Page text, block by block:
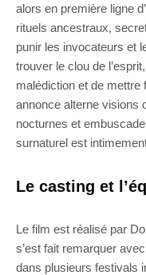
alors en première ligne
rituels ancestraux,
punir les invocateurs et
trouver le clou de
malédiction et de mettre
annonce alterne visions
nocturnes et
surnaturel est
Le casting et
Le film est réalisé par
s’est fait remarquer
dans plusieurs festivals